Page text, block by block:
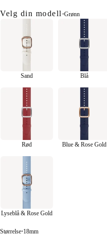
Velg din modell •Grønn
Sand Blå
Rød Blue & Rose Gold
Lyseblå & Rose Gold
Størrelse•18mm